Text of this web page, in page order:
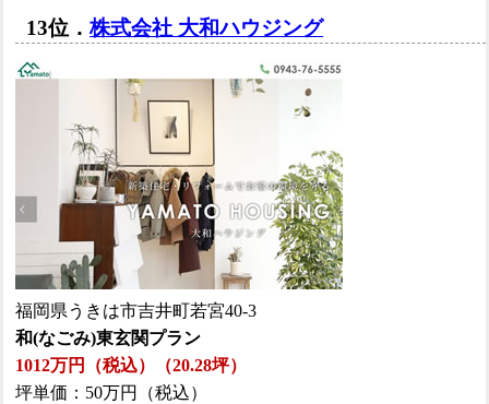
13位．株式会社 大和ハウジング
福岡県うきは市吉井町若宮40-3
和(なごみ)東玄関プラン
1012万円（税込）（20.28坪）
坪単価：50万円（税込）